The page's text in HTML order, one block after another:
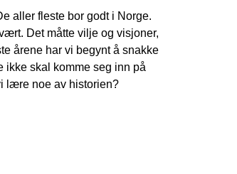
aller fleste bor godt i Norge.
Det måtte vilje og visjoner,
årene har vi begynt å snakke
ikke skal komme seg inn på
lære noe av historien?